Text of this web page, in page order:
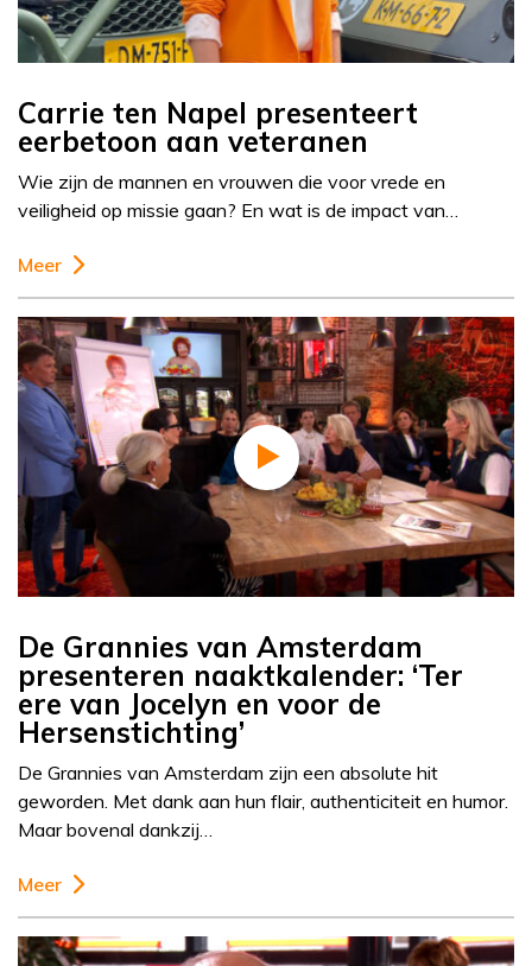
Carrie ten Napel presenteert
eerbetoon aan veteranen
Wie zijn de mannen en vrouwen die voor vrede en
veiligheid op missie gaan? En wat is de impact van…
Meer
De Grannies van Amsterdam
presenteren naaktkalender: ‘Ter
ere van Jocelyn en voor de
Hersenstichting’
De Grannies van Amsterdam zijn een absolute hit
geworden. Met dank aan hun flair, authenticiteit en humor.
Maar bovenal dankzij…
Meer